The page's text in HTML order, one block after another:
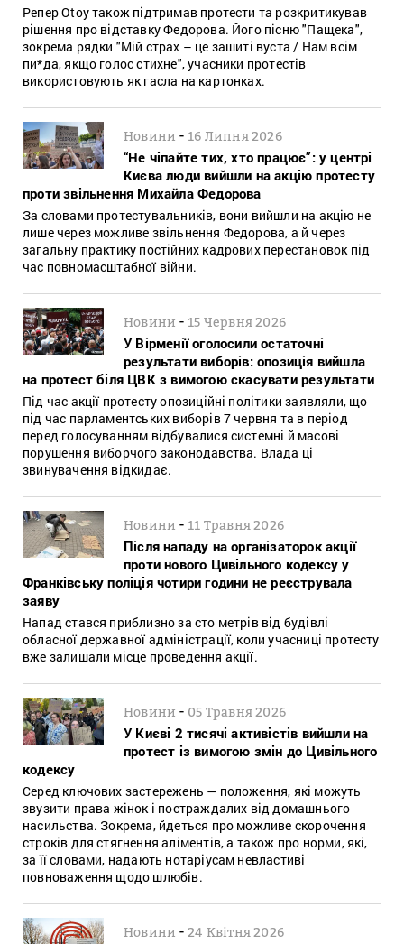
Репер Otoy також підтримав протести та розкритикував
рішення про відставку Федорова. Його пісню "Пащека",
зокрема рядки "Мій страх – це зашиті вуста / Нам всім
пи*да, якщо голос стихне", учасники протестів
використовують як гасла на картонках.
Новини -16 Липня 2026
“Не чіпайте тих, хто працює”: у центрі
Києва люди вийшли на акцію протесту
проти звільнення Михайла Федорова
За словами протестувальників, вони вийшли на акцію не
лише через можливе звільнення Федорова, а й через
загальну практику постійних кадрових перестановок під
час повномасштабної війни.
Новини -15 Червня 2026
У Вірменії оголосили остаточні
результати виборів: опозиція вийшла
на протест біля ЦВК з вимогою скасувати результати
Під час акції протесту опозиційні політики заявляли, що
під час парламентських виборів 7 червня та в період
перед голосуванням відбувалися системні й масові
порушення виборчого законодавства. Влада ці
звинувачення відкидає.
Новини -11 Травня 2026
Після нападу на організаторок акції
проти нового Цивільного кодексу у
Франківську поліція чотири години не реєструвала
заяву
Напад стався приблизно за сто метрів від будівлі
обласної державної адміністрації, коли учасниці протесту
вже залишали місце проведення акції.
Новини - 05 Травня 2026
У Києві 2 тисячі активістів вийшли на
протест із вимогою змін до Цивільного
кодексу
Серед ключових застережень — положення, які можуть
звузити права жінок і постраждалих від домашнього
насильства. Зокрема, йдеться про можливе скорочення
строків для стягнення аліментів, а також про норми, які,
за її словами, надають нотаріусам невластиві
повноваження щодо шлюбів.
Новини -24 Квітня 2026